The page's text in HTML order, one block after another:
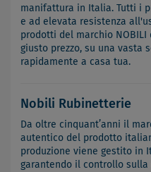
manifattura in Italia. Tutti i
e ad elevata resistenza
prodotti del marchio NOBILI
giusto prezzo, su una vasta
rapidamente a casa tua.
Nobili Rubinetterie
Da oltre cinquant’anni il
autentico del prodotto
produzione viene gestito in
garantendo il controllo